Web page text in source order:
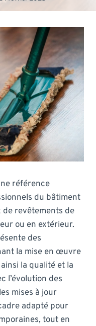
référence
du bâtiment
revêtements de
ou en extérieur.
des
la mise en œuvre
la qualité et la
l’évolution des
mises à jour
adapté pour
tout en